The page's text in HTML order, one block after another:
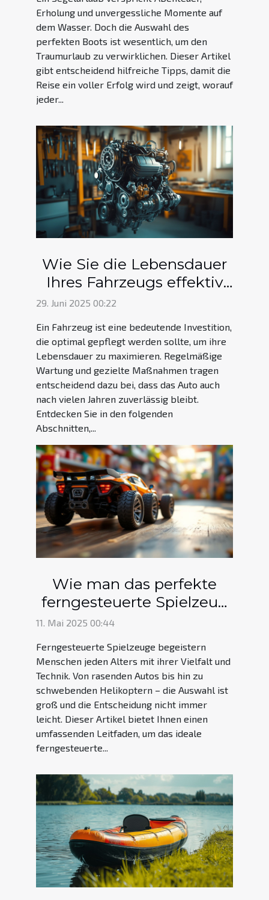
Erholung und unvergessliche Momente auf
dem Wasser. Doch die Auswahl des
perfekten Boots ist wesentlich, um den
Traumurlaub zu verwirklichen. Dieser Artikel
gibt entscheidend hilfreiche Tipps, damit die
Reise ein voller Erfolg wird und zeigt, worauf
jeder...
Wie Sie die Lebensdauer
Ihres Fahrzeugs effektiv
verlängern können
29. Juni 2025 00:22
Ein Fahrzeug ist eine bedeutende Investition,
die optimal gepflegt werden sollte, um ihre
Lebensdauer zu maximieren. Regelmäßige
Wartung und gezielte Maßnahmen tragen
entscheidend dazu bei, dass das Auto auch
nach vielen Jahren zuverlässig bleibt.
Entdecken Sie in den folgenden
Abschnitten,...
Wie man das perfekte
ferngesteuerte Spielzeug
auswählt
11. Mai 2025 00:44
Ferngesteuerte Spielzeuge begeistern
Menschen jeden Alters mit ihrer Vielfalt und
Technik. Von rasenden Autos bis hin zu
schwebenden Helikoptern – die Auswahl ist
groß und die Entscheidung nicht immer
leicht. Dieser Artikel bietet Ihnen einen
umfassenden Leitfaden, um das ideale
ferngesteuerte...